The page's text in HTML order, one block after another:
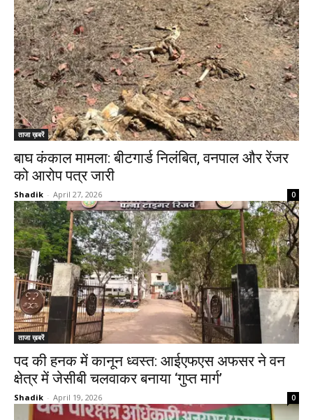
ताजा ख़बरें
बाघ कंकाल मामला: बीटगार्ड निलंबित, वनपाल और रेंजर
को आरोप पत्र जारी
Shadik - April 27, 2026 0
ताजा ख़बरें
पद की हनक में कानून ध्वस्त: आईएफएस अफसर ने वन
क्षेत्र में जेसीबी चलवाकर बनाया ‘गुप्त मार्ग’
Shadik - April 19, 2026 0